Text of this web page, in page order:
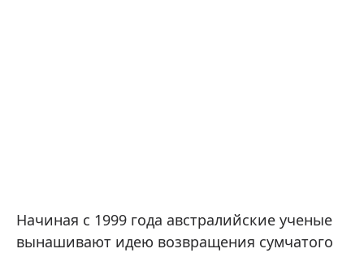
Начиная с 1999 года австралийские ученые
вынашивают идею возвращения сумчатого